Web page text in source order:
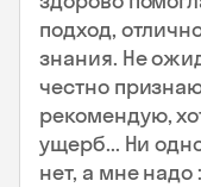
подход,
знания. Не
честно
рекомендую,
ущерб... Ни
нет, а мне надо